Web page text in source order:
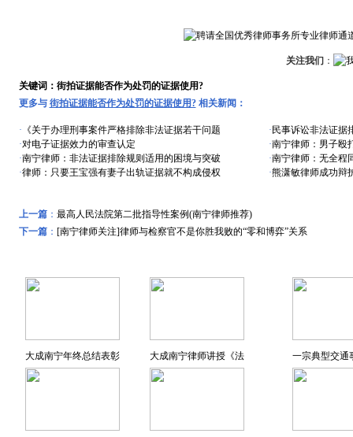
关注我们 ：
关键词：街拍证据能否作为处罚的证据使用?
更多与 街拍证据能否作为处罚的证据使用?相关新闻：
· 《关于办理刑事案件严格排除非法证据若干问题 · 民事诉讼非法证据
·对电子证据效力的审查认定 ·南宁律师：男子殴
·南宁律师：非法证据排除规则适用的困境与突破 ·南宁律师：无全程
·律师：只要王宝强有妻子出轨证据就不构成侵权 ·熊潇敏律师成功辩
上一篇： 最高人民法院第二批指导性案例(南宁律师推荐)
下一篇： [南宁律师关注]律师与检察官不是你胜我败的“零和博弈”关系
大成南宁年终总结表彰 大成南宁律师讲授《法 一宗典型交通